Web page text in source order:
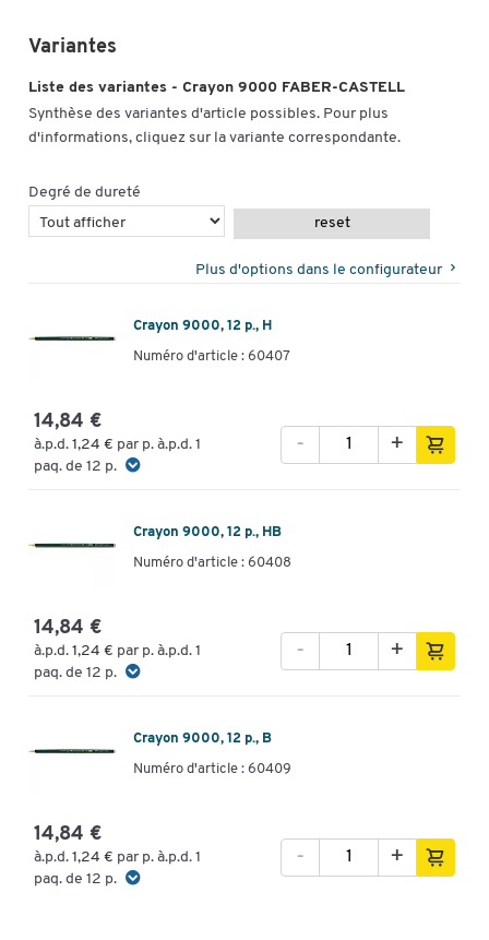
Variantes
Liste des variantes - Crayon 9000 FABER-CASTELL
Synthèse des variantes d'article possibles. Pour plus
d'informations, cliquez sur la variante correspondante.
Degré de dureté
reset
Plus d'options dans le configurateur
Crayon 9000, 12 p., H
Numéro d'article : 60407
14,84 €
à.p.d. 1,24 € par p. à.p.d. 1
paq. de 12 p.
+
-
Crayon 9000, 12 p., HB
Numéro d'article : 60408
14,84 €
à.p.d. 1,24 € par p. à.p.d. 1
paq. de 12 p.
+
-
Crayon 9000, 12 p., B
Numéro d'article : 60409
14,84 €
à.p.d. 1,24 € par p. à.p.d. 1
paq. de 12 p.
+
-